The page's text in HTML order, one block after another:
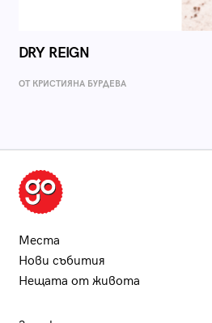
DRY REIGN
ОТ КРИСТИЯНА БУРДЕВА
Места
Нови събития
Нещата от живота